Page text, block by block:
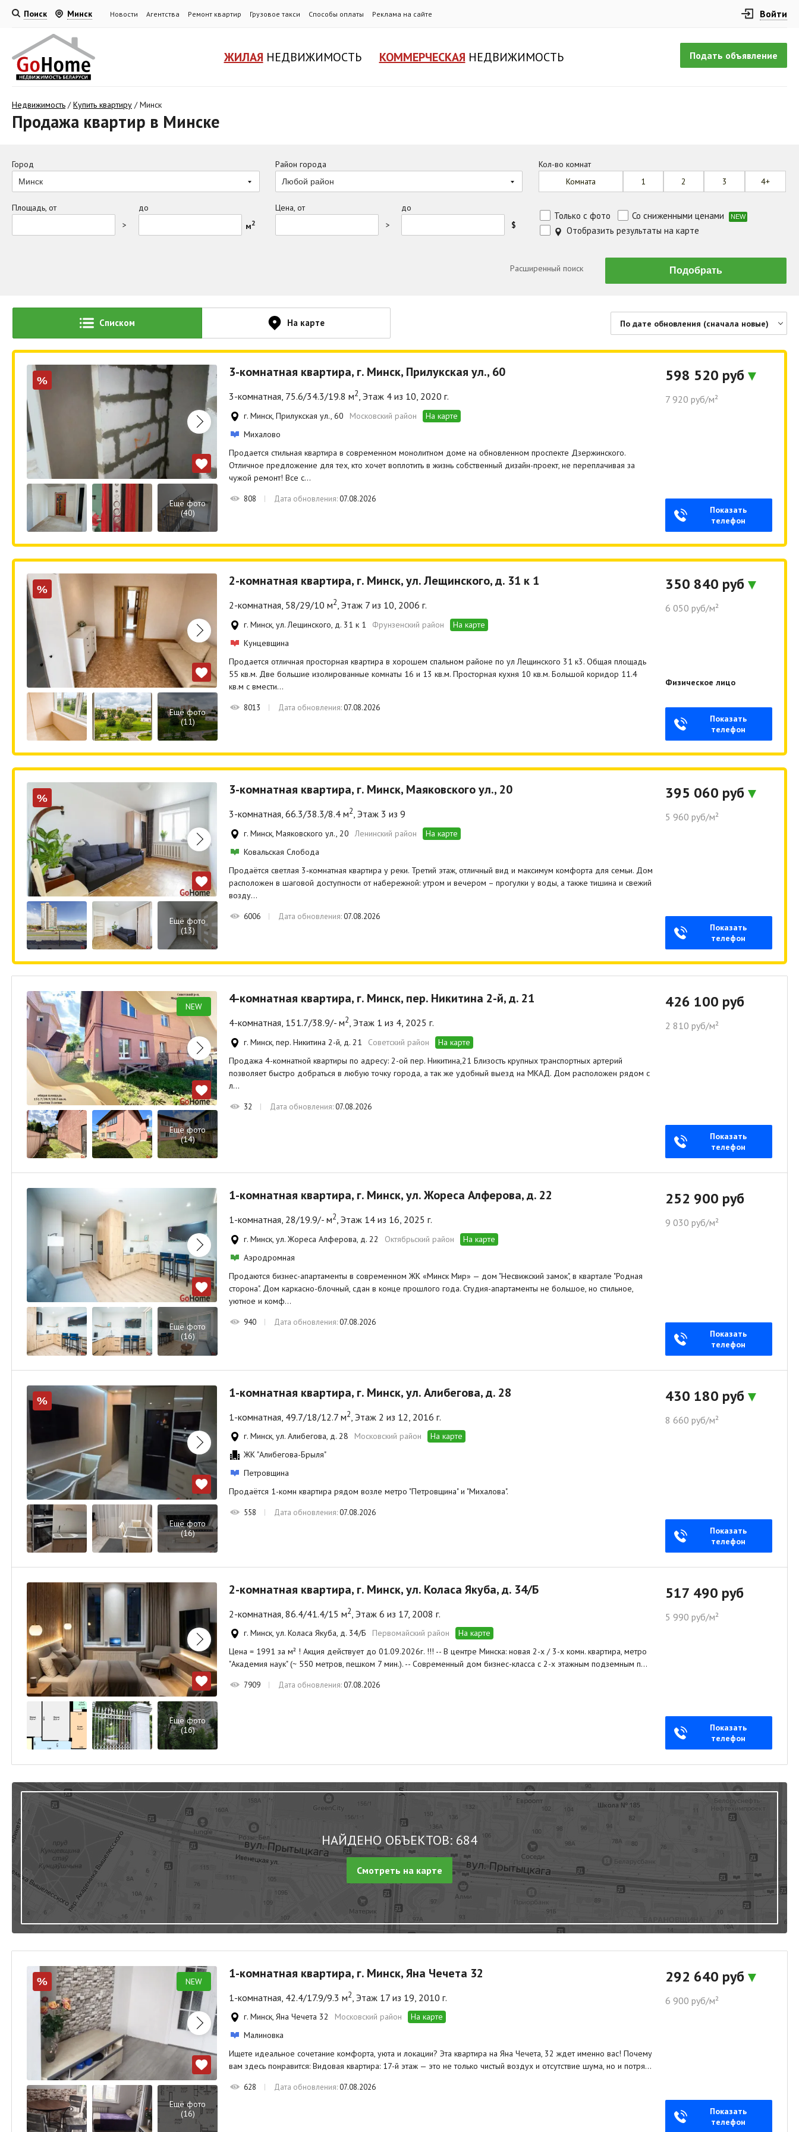
Поиск Минск Новости Агентства Ремонт квартир Грузовое такси Способы оплаты Реклама на сайте Войти
Подать объявление
ЖИЛАЯ НЕДВИЖИМОСТЬ КОММЕРЧЕСКАЯ НЕДВИЖИМОСТЬ
Недвижимость /Купить квартиру /Минск
Продажа квартир в Минске
Город
Минск
Район города
Любой район
Кол-во комнат
Комната
1 2 3 4+
Площадь, от
>
до
м2
Цена, от
>
до
$
Только с фото Со сниженными ценами NEW
Отобразить результаты на карте
Расширенный поиск
Списком На карте
По дате обновления (сначала новые)
По дате обновления (сначала новые)
По дате обновления (сначала старые)
%
Ещё фото
(40)
3-комнатная квартира, г. Минск, Прилукская ул., 60
3-комнатная, 75.6/34.3/19.8 м2, Этаж 4 из 10, 2020 г.
г. Минск, Прилукская ул., 60 Московский район
На карте
Михалово
Продается стильная квартира в современном монолитном доме на обновленном проспекте Дзержинского.
Отличное предложение для тех, кто хочет воплотить в жизнь собственный дизайн-проект, не переплачивая за
чужой ремонт! Все с…
808 Дата обновления:07.08.2026
598 520 руб
7 920 руб/м²
Показать
телефон
%
Ещё фото
(11)
2-комнатная квартира, г. Минск, ул. Лещинского, д. 31 к 1
2-комнатная, 58/29/10 м2, Этаж 7 из 10, 2006 г.
г. Минск, ул. Лещинского, д. 31 к 1 Фрунзенский район
На карте
Кунцевщина
Продается отличная просторная квартира в хорошем спальном районе по ул Лещинского 31 к3. Общая площадь
55 кв.м. Две большие изолированные комнаты 16 и 13 кв.м. Просторная кухня 10 кв.м. Большой коридор 11.4
кв.м с вмести…
8013 Дата обновления:07.08.2026
350 840 руб
6 050 руб/м²
Физическое лицо
Показать
телефон
%
Ещё фото
(13)
3-комнатная квартира, г. Минск, Маяковского ул., 20
3-комнатная, 66.3/38.3/8.4 м2, Этаж 3 из 9
г. Минск, Маяковского ул., 20 Ленинский район
На карте
Ковальская Слобода
Продаётся светлая 3‑комнатная квартира у реки. Третий этаж, отличный вид и максимум комфорта для семьи. Дом
расположен в шаговой доступности от набережной: утром и вечером – прогулки у воды, а также тишина и свежий
возду…
6006 Дата обновления:07.08.2026
395 060 руб
5 960 руб/м²
Показать
телефон
NEW
Ещё фото
(14)
4-комнатная квартира, г. Минск, пер. Никитина 2-й, д. 21
4-комнатная, 151.7/38.9/- м2, Этаж 1 из 4, 2025 г.
г. Минск, пер. Никитина 2-й, д. 21 Советский район
На карте
Продажа 4-комнатной квартиры по адресу: 2-ой пер. Никитина,21 Близость крупных транспортных артерий
позволяет быстро добраться в любую точку города, а так же удобный выезд на МКАД. Дом расположен рядом с
л…
32 Дата обновления:07.08.2026
426 100 руб
2 810 руб/м²
Показать
телефон
Ещё фото
(16)
1-комнатная квартира, г. Минск, ул. Жореса Алферова, д. 22
1-комнатная, 28/19.9/- м2, Этаж 14 из 16, 2025 г.
г. Минск, ул. Жореса Алферова, д. 22 Октябрьский район
На карте
Аэродромная
Продаются бизнес-апартаменты в современном ЖК «Минск Мир» — дом "Несвижский замок", в квартале "Родная
сторона". Дом каркасно-блочный, сдан в конце прошлого года. Студия-апартаменты не большое, но стильное,
уютное и комф…
940 Дата обновления:07.08.2026
252 900 руб
9 030 руб/м²
Показать
телефон
%
Ещё фото
(16)
1-комнатная квартира, г. Минск, ул. Алибегова, д. 28
1-комнатная, 49.7/18/12.7 м2 , Этаж 2 из 12, 2016 г.
г. Минск, ул. Алибегова, д. 28 Московский район
На карте
ЖК "Алибегова-Брыля"
Петровщина
Продаётся 1-комн квартира рядом возле метро "Петровщина" и "Михалова".
558 Дата обновления:07.08.2026
430 180 руб
8 660 руб/м²
Показать
телефон
Ещё фото
(16)
2-комнатная квартира, г. Минск, ул. Коласа Якуба, д. 34/Б
2-комнатная, 86.4/41.4/15 м2 , Этаж 6 из 17, 2008 г.
г. Минск, ул. Коласа Якуба, д. 34/Б Первомайский район
На карте
Цена = 1991 за м² ! Акция действует до 01.09.2026г. !!! -- В центре Минска: новая 2-х / 3-х комн. квартира, метро
"Академия наук" (~ 550 метров, пешком 7 мин.). -- Современный дом бизнес-класса с 2-х этажным подземным п…
7909 Дата обновления:07.08.2026
517 490 руб
5 990 руб/м²
Показать
телефон
НАЙДЕНО ОБЪЕКТОВ: 684
Смотреть на карте
% NEW
Ещё фото
(16)
1-комнатная квартира, г. Минск, Яна Чечета 32
1-комнатная, 42.4/17.9/9.3 м2 , Этаж 17 из 19, 2010 г.
г. Минск, Яна Чечета 32 Московский район
На карте
Малиновка
Ищете идеальное сочетание комфорта, уюта и локации? Эта квартира на Яна Чечета, 32 ждет именно вас! Почему
вам здесь понравится: Видовая квартира: 17-й этаж — это не только чистый воздух и отсутствие шума, но и потря…
628 Дата обновления:07.08.2026
292 640 руб
6 900 руб/м²
Показать
телефон